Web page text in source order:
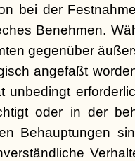
bei der
Benehmen.
gegenüber
angefaßt
unbedingt
oder in der
Behauptungen